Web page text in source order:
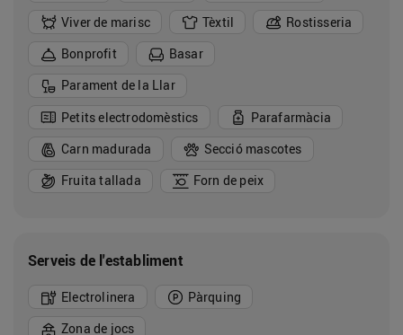
Viver de marisc
Tèxtil
Rostisseria
Bonprofit
Basar
Parament de la Llar
Petits electrodomèstics
Parafarmàcia
Carn madurada
Secció mascotes
Fruita tallada
Forn de peix
Serveis de l'establiment
Electrolinera
Pàrquing
Zona de jocs